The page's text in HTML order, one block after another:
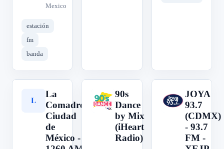
Mexico
estación
fm
banda
L
La
Comadre
Ciudad
de
México -
9
90s
Dance
by Mix
(iHeart
Radio)
J
JOYA
93.7
(CDMX)
- 93.7
FM -